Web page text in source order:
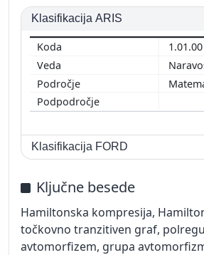
Klasifikacija ARIS
1.01.00
Klasifikacija FORD
Ključne besede
Hamiltonska kompresija,
točkovno tranzitiven graf,
avtomorfizem, grupa